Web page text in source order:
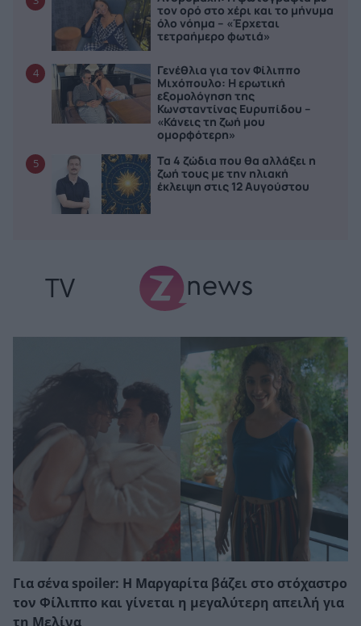
τον ορό στο χέρι και το μήνυμα
όλο νόημα – «Έρχεται
τετραήμερο φωτιά»
4
Γενέθλια για τον Φίλιππο
Μιχόπουλο: Η ερωτική
εξομολόγηση της
Κωνσταντίνας Ευρυπίδου –
«Κάνεις τη ζωή μου
ομορφότερη»
5
Τα 4 ζώδια που θα αλλάξει η
ζωή τους με την ηλιακή
έκλειψη στις 12 Αυγούστου
TV
Για σένα spoiler: Η Μαργαρίτα βάζει στο στόχαστρο
τον Φίλιππο και γίνεται η μεγαλύτερη απειλή για
τη Μελίνα